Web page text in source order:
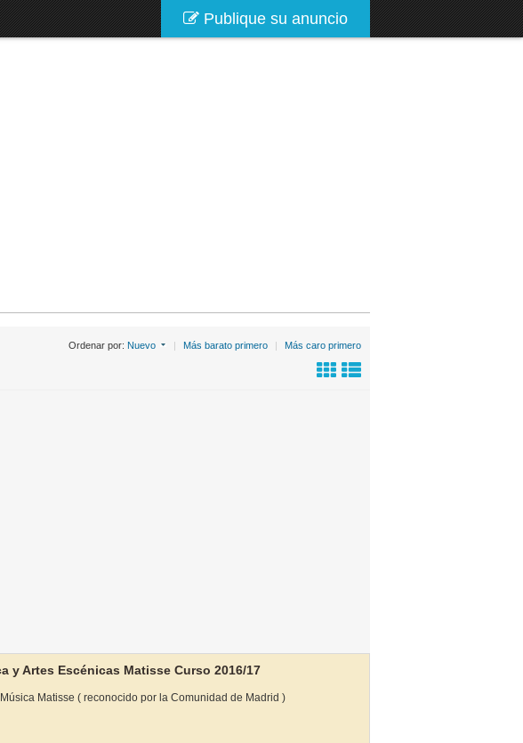
Publique su anuncio
Ordenar por: Nuevo | Más barato primero | Más caro primero
y Artes Escénicas Matisse Curso 2016/17
Matisse ( reconocido por la Comunidad de Madrid )